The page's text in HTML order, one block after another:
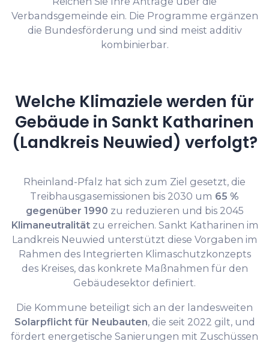
Verbandsgemeinde ein. Die Programme ergänzen
die Bundesförderung und sind meist additiv
kombinierbar.
Welche Klimaziele werden für
Gebäude in Sankt Katharinen
(Landkreis Neuwied) verfolgt?
Rheinland-Pfalz hat sich zum Ziel gesetzt, die
Treibhausgasemissionen bis 2030 um 65 %
gegenüber 1990 zu reduzieren und bis 2045
Klimaneutralitätzu erreichen. Sankt Katharinen im
Landkreis Neuwied unterstützt diese Vorgaben im
Rahmen des Integrierten Klimaschutzkonzepts
des Kreises, das konkrete Maßnahmen für den
Gebäudesektor definiert.
Die Kommune beteiligt sich an der landesweiten
Solarpflicht für Neubauten, die seit 2022 gilt, und
fördert energetische Sanierungen mit Zuschüssen